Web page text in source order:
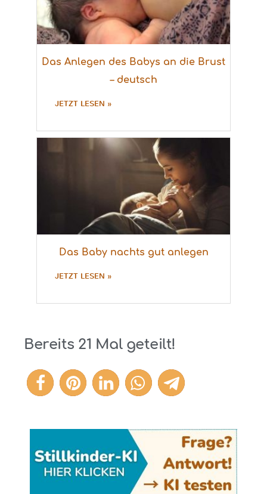
Das Anlegen des Babys an die Brust
– deutsch
JETZT LESEN »
Das Baby nachts gut anlegen
JETZT LESEN »
Bereits 21 Mal geteilt!
21